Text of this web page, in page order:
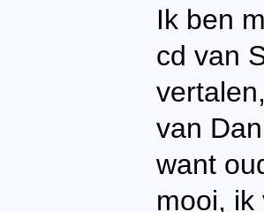
Ik ben
cd van
van
want
mooi, ik